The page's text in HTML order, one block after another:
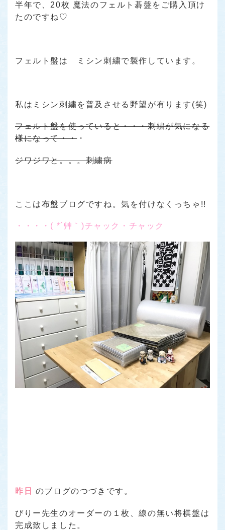
半年で、20枚 魔法のフェルト碁盤をご購入頂け
たのですね♡
フェルト盤は ミシン刺繍で製作しています。
私はミシン刺繍を普及させる野望が有ります(笑)
フェルト盤を使っていると・・・刺繍が気になる
様になって・・・
ジワジワと。。。刺繍病
ここは布盤ブログですね。気を付けなくっちゃ!!
・・・・( *´艸｀)チャック・チャック
昨日 のブログのつづきです。
びりー先生のオーダーの１枚、線の無い将棋盤は
完成致しました。